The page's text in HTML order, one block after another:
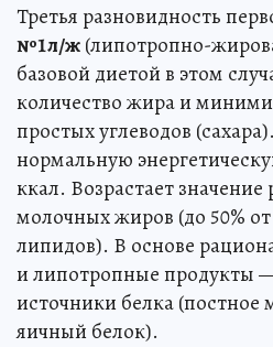
Третья разновидность
№1л/ж(липотропно-
базовой диетой в этом
количество жира и
простых углеводов
нормальную
ккал. Возрастает
молочных жиров (до 50%
липидов). В основе
и липотропные продукты
источники белка (постное
яичный белок).